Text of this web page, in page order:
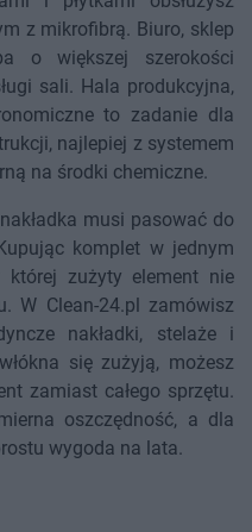
z mikrofibrą. Biuro, sklep
o większej szerokości
sali. Hala produkcyjna,
to zadanie dla
najlepiej z systemem
na środki chemiczne.
musi pasować do
komplet w jednym
której zużyty element nie
W Clean-24.pl zamówisz
nakładki, stelaże i
się zużyją, możesz
zamiast całego sprzętu.
oszczędność, a dla
wygoda na lata.